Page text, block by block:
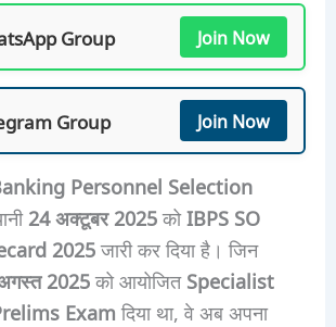
Group Join Now
Group Join Now
Personnel Selection
24 अक्टूबर 2025कोIBPS SO
2025जारी कर दिया है। जिन
2025को आयोजितSpecialist
Examदिया था, वे अब अपना